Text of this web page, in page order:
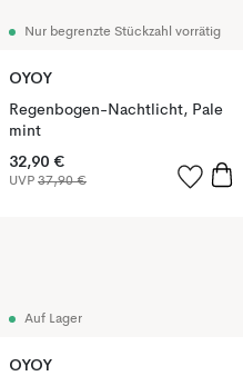
Nur begrenzte Stückzahl vorrätig
OYOY
Regenbogen-Nachtlicht, Pale
mint
32,90 €
UVP 37,90 €
Auf Lager
OYOY